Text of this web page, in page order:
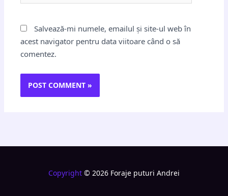
Salvează-mi numele, emailul și site-ul web în
acest navigator pentru data viitoare când o să
comentez.
Copyright © 2026 Foraje puturi Andrei